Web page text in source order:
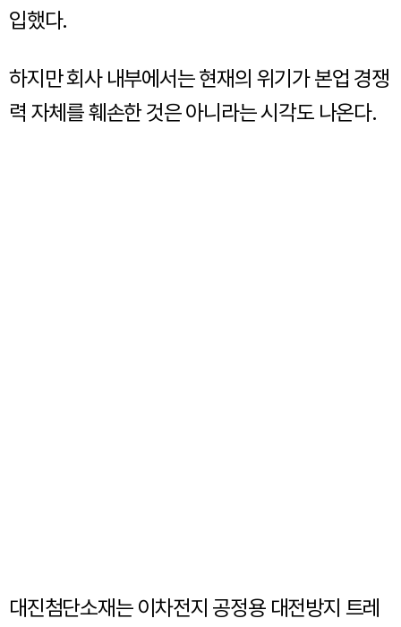
입했다.
하지만 회사 내부에서는 현재의 위기가 본업 경쟁
력 자체를 훼손한 것은 아니라는 시각도 나온다.
대진첨단소재는 이차전지 공정용 대전방지 트레